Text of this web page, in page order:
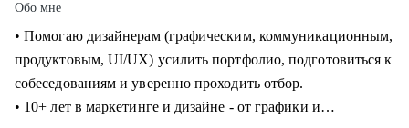
Обо мне
• Помогаю дизайнерам (графическим, коммуникационным,
продуктовым, UI/UX) усилить портфолио, подготовиться к
собеседованиям и уверенно проходить отбор.
• 10+ лет в маркетинге и дизайне - от графики и